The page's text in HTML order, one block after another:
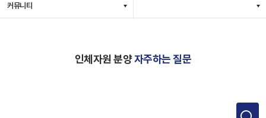
커뮤니티
인체자원 분양자주하는 질문